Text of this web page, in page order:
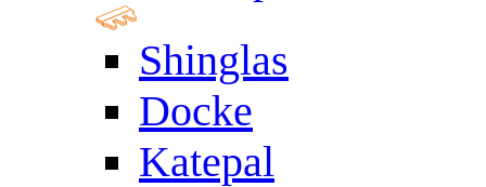
Shinglas
Docke
Katepal